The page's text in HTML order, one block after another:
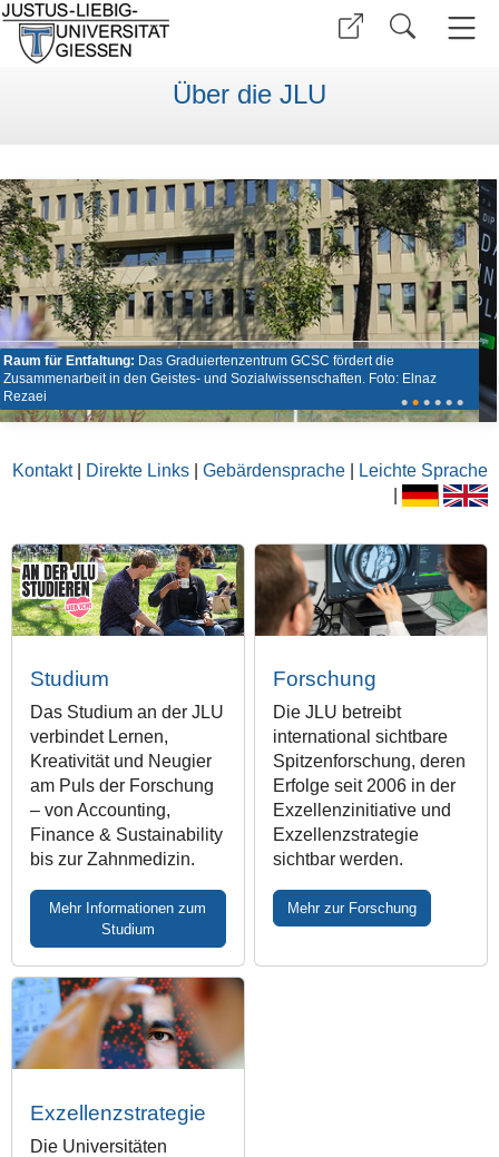
Über die JLU
Raum für Entfaltung: Das Graduiertenzentrum GCSC fördert die
Zusammenarbeit in den Geistes- und Sozialwissenschaften. Foto: Elnaz
Rezaei
• • • • • •
Kontakt Direkte Links |Gebärdensprache
Leichte Sprache
|
Studium
Das Studium an der JLU
verbindet Lernen,
Kreativität und Neugier
am Puls der Forschung
– von Accounting,
Finance & Sustainability
bis zur Zahnmedizin.
Mehr Informationen zum
Studium
Forschung
Die JLU betreibt
international sichtbare
Spitzenforschung, deren
Erfolge seit 2006 in der
Exzellenzinitiative und
Exzellenzstrategie
sichtbar werden.
Mehr zur Forschung
Exzellenzstrategie
Die Universitäten